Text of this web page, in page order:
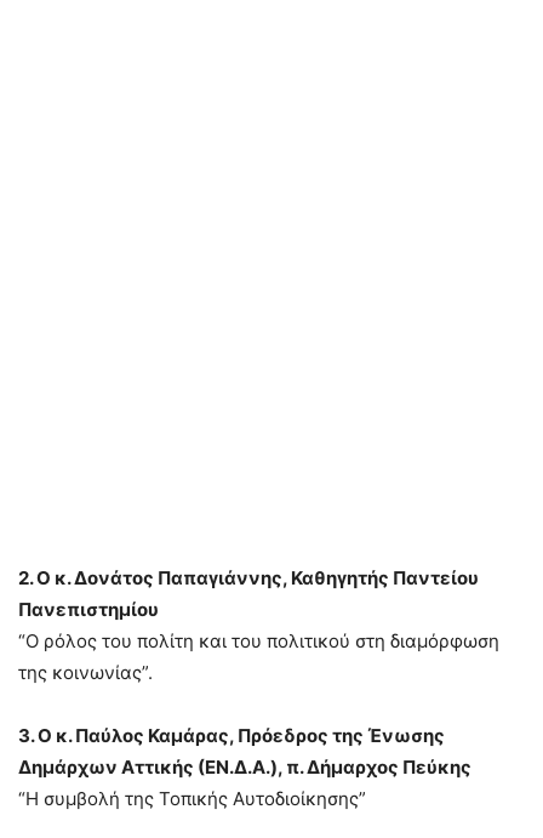
2. Ο κ. Δονάτος Παπαγιάννης, Καθηγητής Παντείου
Πανεπιστημίου
“Ο ρόλος του πολίτη και του πολιτικού στη διαμόρφωση
της κοινωνίας”.
3. Ο κ. Παύλος Καμάρας, Πρόεδρος της Ένωσης
Δημάρχων Αττικής (ΕΝ.Δ.Α.), π. Δήμαρχος Πεύκης
“Η συμβολή της Τοπικής Αυτοδιοίκησης”